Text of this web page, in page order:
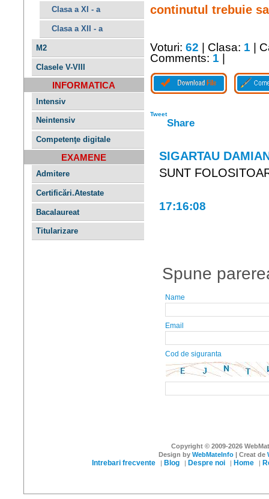
Clasa a XI - a
Clasa a XII - a
M2
Clasele V-VIII
INFORMATICA
Intensiv
Neintensiv
Competenţe digitale
EXAMENE
Admitere
Certificări.Atestate
Bacalaureat
Titularizare
continutul trebuie
Voturi: 62 | Clasa: 1
|
Comments: 1
Tweet
Share
SIGARTAU
SUNT
17:16:08
Spune
Name
Email
Cod de siguranta
Copyright © 2009-2026
Design byWebMateInfo | Creat de
Intrebari frecvente Blog Despre noi Home